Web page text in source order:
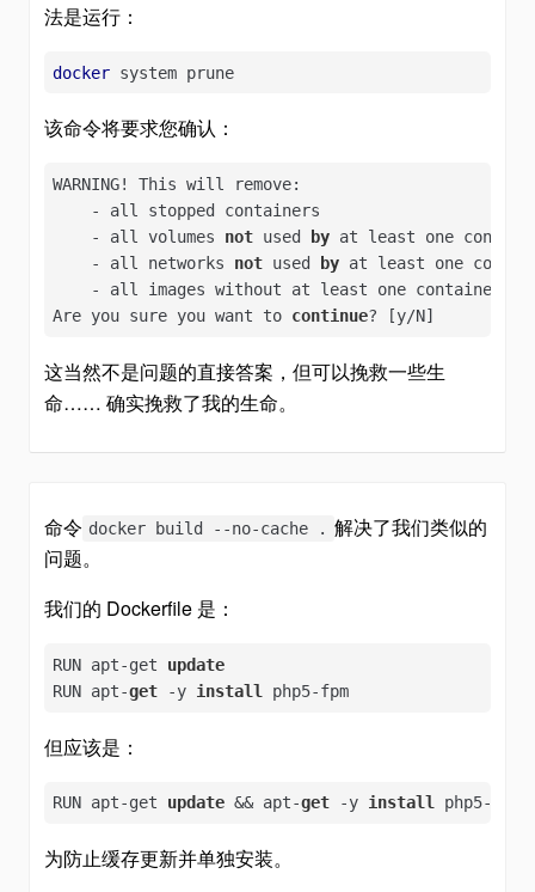
法是运行：
docker system prune
该命令将要求您确认：
WARNING! This will remove:
    - all stopped containers
    - all volumes
not used by at least one
    - all networks
not used by at least one
- all images without at least one container
Are you sure you want to continue? [y/N]
这当然不是问题的直接答案，但可以挽救一些生
命…… 确实挽救了我的生命。
命令 docker build --no-cache . 解决了我们类似的
问题。
我们的 Dockerfile 是：
RUN apt-get update
RUN apt-get -y install php5-fpm
但应该是：
RUN apt-get update && apt-get -y install php5-fpm
为防止缓存更新并单独安装。